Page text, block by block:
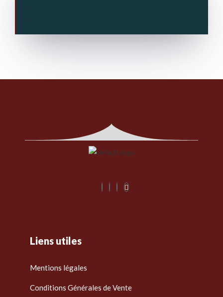
Liens utiles
Mentions légales
Conditions Générales de Vente